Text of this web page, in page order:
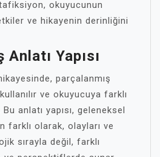
okuyucunun
ve hikayenin derinliğini
Anlatı Yapısı
parçalanmış
ve okuyucuya farklı
Bu anlatı yapısı, geleneksel
farklı olarak, olayları ve
sırayla değil, farklı